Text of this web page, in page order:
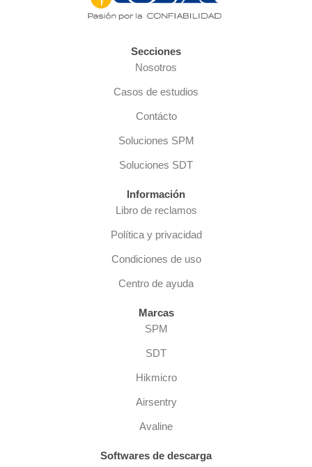
Secciones
Nosotros
Casos de estudios
Contácto
Soluciones SPM
Soluciones SDT
Información
Libro de reclamos
Política y privacidad
Condiciones de uso
Centro de ayuda
Marcas
SPM
SDT
Hikmicro
Airsentry
Avaline
Softwares de descarga